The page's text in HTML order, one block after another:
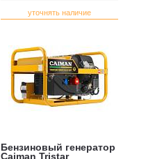
уточнять наличие
Бензиновый генератор
Caiman Tristar